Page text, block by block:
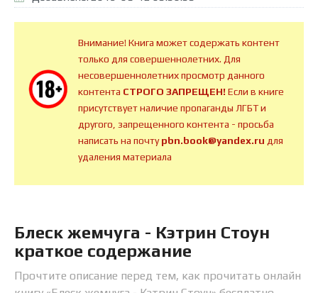
Внимание! Книга может содержать контент
только для совершеннолетних. Для
несовершеннолетних просмотр данного
контента СТРОГО ЗАПРЕЩЕН!Если в книге
присутствует наличие пропаганды ЛГБТ и
другого, запрещенного контента - просьба
написать на почтуpbn.book@yandex.ru для
удаления материала
Блеск жемчуга - Кэтрин Стоун
краткое содержание
Прочтите описание перед тем, как прочитать онлайн